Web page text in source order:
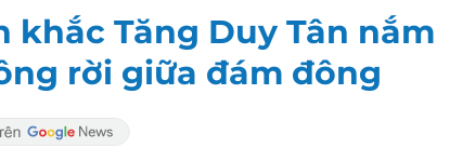
Tăng Duy Tân nắm
rời giữa đám đông